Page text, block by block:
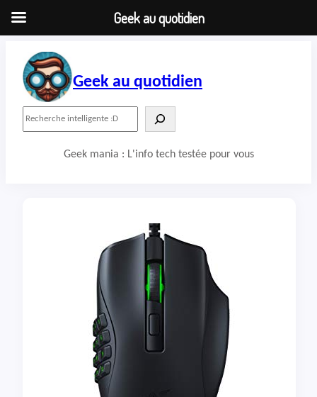
contenu
Geek au quotidien
Geek mania : L'info tech testée pour vous
Geek au quotidien